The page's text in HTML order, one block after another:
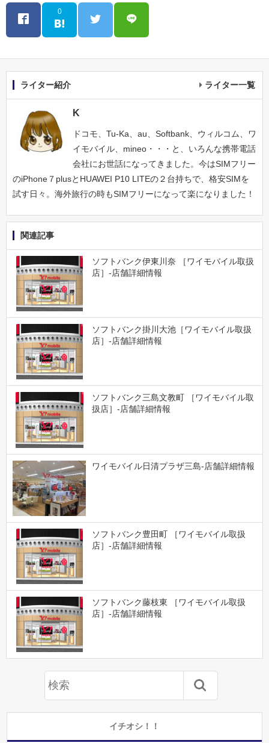
0
ライター紹介 ライター一覧
K
ドコモ、Tu-Ka、au、Softbank、ウィルコム、ワ
イモバイル、mineo・・・と、いろんな携帯電話
会社にお世話になってきました。今はSIMフリー
のiPhone７plusとHUAWEI P10 LITEの２台持ちで、格安SIMを
試す日々。海外旅行の時もSIMフリーになって楽になりました！
関連記事
ソフトバンク伊東川奈 ［ワイモバイル取扱
店］-店舗詳細情報
ソフトバンク掛川大池［ワイモバイル取扱
店］-店舗詳細情報
ソフトバンク三島文教町 ［ワイモバイル取
扱店］-店舗詳細情報
ワイモバイル日清プラザ三島-店舗詳細情報
ソフトバンク豊田町 ［ワイモバイル取扱
店］-店舗詳細情報
ソフトバンク藤枝東 ［ワイモバイル取扱
店］-店舗詳細情報
イチオシ！！